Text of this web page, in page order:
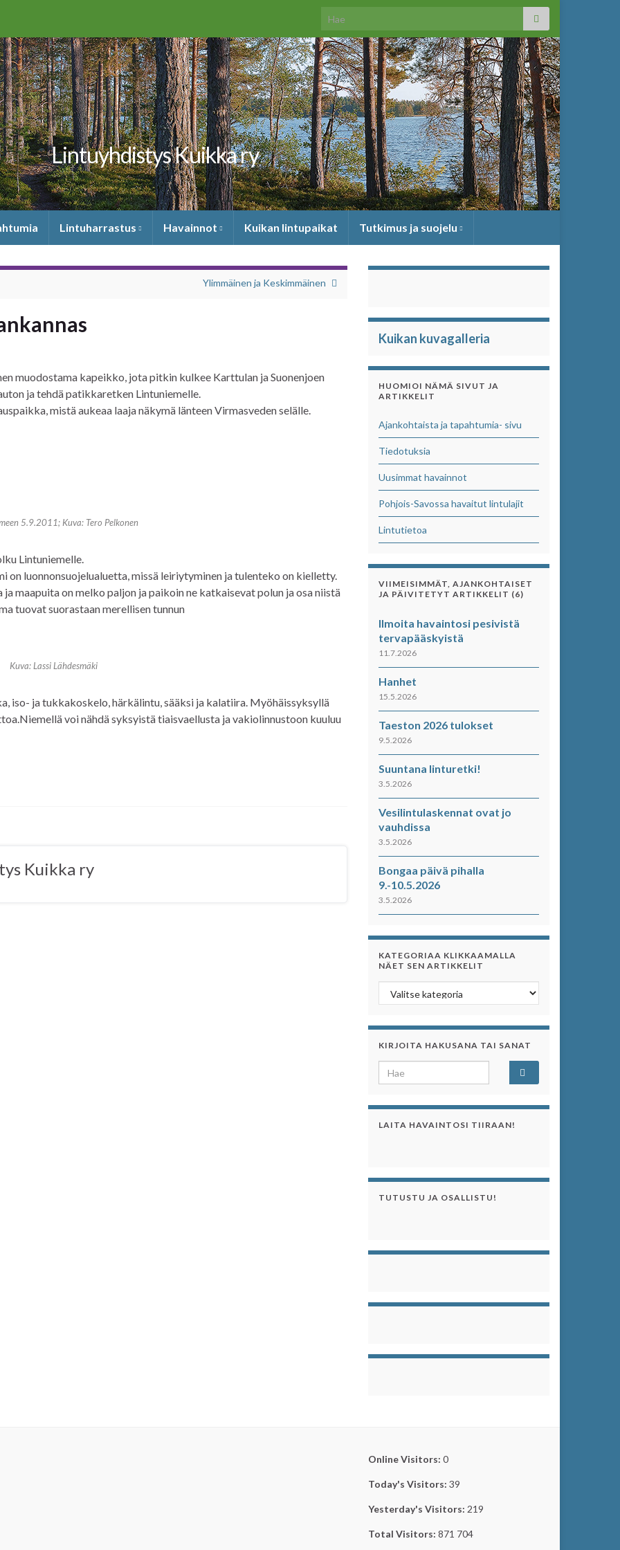
Search for:
Lintuyhdistys Kuikka ry
Lintuharrastus Havainnot Kuikan lintupaikat Tutkimus ja suojelu
Ylimmäinen ja Keskimmäinen
muodostama kapeikko, jota pitkin kulkee Karttulan ja Suonenjoen
ja tehdä patikkaretken Lintuniemelle.
mistä aukeaa laaja näkymä länteen Virmasveden selälle.
5.9.2011; Kuva: Tero Pelkonen
Lintuniemelle.
on luonnonsuojelualuetta, missä leiriytyminen ja tulenteko on kielletty.
maapuita on melko paljon ja paikoin ne katkaisevat polun ja osa niistä
tuovat suorastaan merellisen tunnun
Kuva: Lassi Lähdesmäki
iso- ja tukkakoskelo, härkälintu, sääksi ja kalatiira. Myöhäissyksyllä
voi nähdä syksyistä tiaisvaellusta ja vakiolinnustoon kuuluu
Kuikka ry
Kuikan kuvagalleria
HUOMIOI NÄMÄ SIVUT JA
ARTIKKELIT
Ajankohtaista ja tapahtumia- sivu
Tiedotuksia
Uusimmat havainnot
Pohjois-Savossa havaitut lintulajit
Lintutietoa
VIIMEISIMMÄT, AJANKOHTAISET
JA PÄIVITETYT ARTIKKELIT (6)
Ilmoita havaintosi pesivistä
tervapääskyistä
11.7.2026
Hanhet
15.5.2026
Taeston 2026 tulokset
9.5.2026
Suuntana linturetki!
3.5.2026
Vesilintulaskennat ovat jo
vauhdissa
3.5.2026
Bongaa päivä pihalla
9.-10.5.2026
3.5.2026
KATEGORIAA KLIKKAAMALLA
NÄET SEN ARTIKKELIT
Kategoriaa klikkaamalla näet sen artikkelit
KIRJOITA HAKUSANA TAI SANAT
Search for:
LAITA HAVAINTOSI TIIRAAN!
TUTUSTU JA OSALLISTU!
Online Visitors: 0
Today's Visitors: 39
Yesterday's Visitors: 219
Total Visitors: 871 704